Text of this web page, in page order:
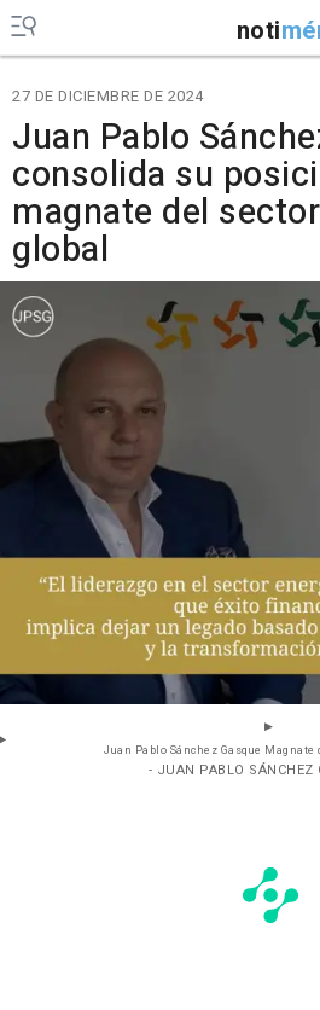
noti
27 DE DICIEMBRE DE 2024
Juan Pablo
consolida su
magnate del
global
Juan Pablo Sánchez Gasque Magnate
- JUAN PABLO SÁNCHEZ